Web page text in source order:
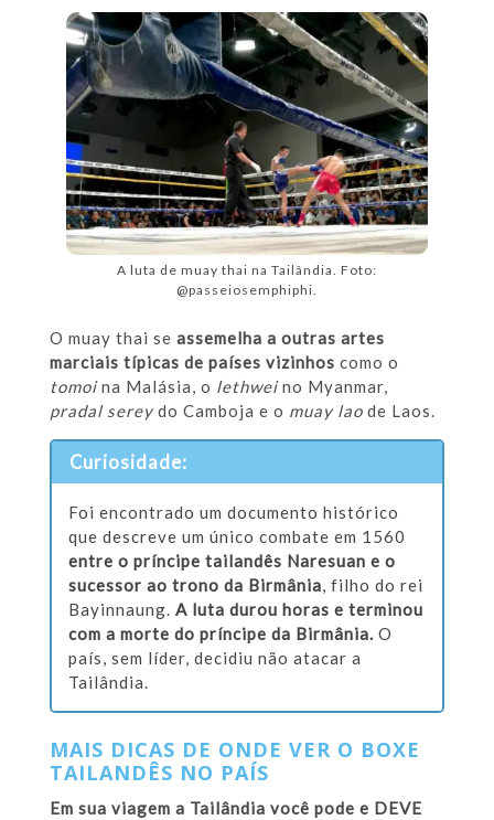
A luta de muay thai na Tailândia. Foto:
@passeiosemphiphi.
O muay thai se assemelha a outras artes
marciais típicas de países vizinhos como o
tomoina Malásia, o lethweino Myanmar,
pradal sereydo Camboja e o muay laode Laos.
Curiosidade:
Foi encontrado um documento histórico
que descreve um único combate em 1560
entre o príncipe tailandês Naresuan e o
sucessor ao trono da Birmânia, filho do rei
Bayinnaung. A luta durou horas e terminou
com a morte do príncipe da Birmânia. O
país, sem líder, decidiu não atacar a
Tailândia.
MAIS DICAS DE ONDE VER O BOXE
TAILANDÊS NO PAÍS
Em sua viagem a Tailândia você pode e DEVE